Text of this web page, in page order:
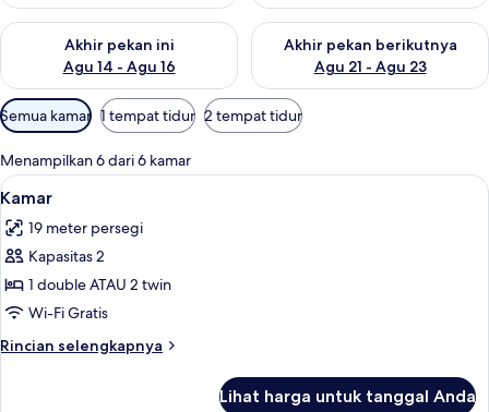
Akhir pekan ini
Agu 14 - Agu 16
Periksa ketersediaan untuk akhir pekan ini Agu 14 - Agu 16
Akhir pekan berikutnya
Agu 21 - Agu 23
Periksa ketersediaan untuk
Filter
tersedia
untuk
kamar
Semua kamar 1 tempat tidur 2 tempat tidur
Menampilkan 6 dari 6 kamar
Lihat
semua
foto
untuk
Kamar
Kamar | Minibar, brankas, meja
4
Kamar
19 meter persegi
Kapasitas 2
1 double ATAU 2 twin
Wi-Fi Gratis
Rincian selengkapnya
Rincian
Lihat harga untuk tanggal Anda